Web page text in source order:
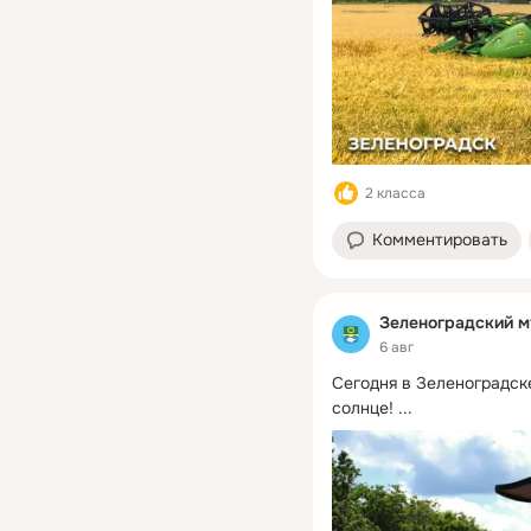
2 класса
Комментировать
Зеленоградский
6 авг
Сегодня в
солнце! ...